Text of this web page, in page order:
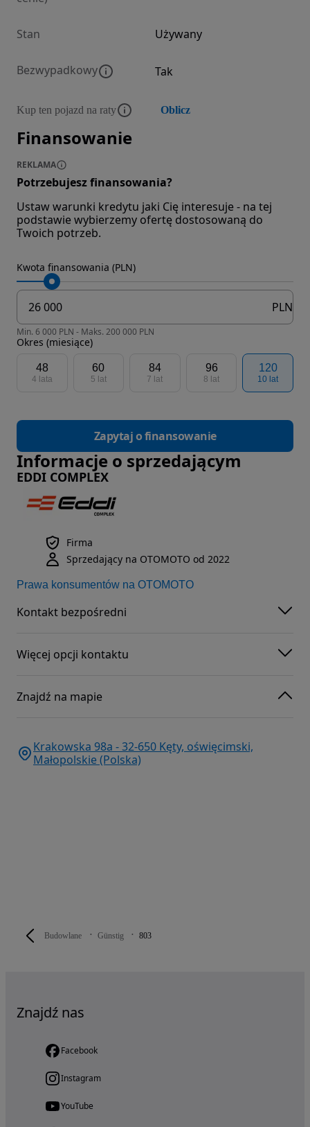
Budowlane Günstig 803
Stan Używany
Bezwypadkowy Tak
Kup ten pojazd na raty Oblicz
Finansowanie
REKLAMA
Potrzebujesz finansowania?
Ustaw warunki kredytu jaki Cię interesuje - na tej
podstawie wybierzemy ofertę dostosowaną do
Twoich potrzeb.
Kwota finansowania (PLN)
PLN
Min. 6 000 PLN - Maks. 200 000 PLN
Okres (miesiące)
48
4 lata
60
5 lat
84
7 lat
96
8 lat
120
10 lat
Zapytaj o finansowanie
Informacje o sprzedającym
EDDI COMPLEX
Firma
Sprzedający na OTOMOTO od 2022
Prawa konsumentów na OTOMOTO
Kontakt bezpośredni
Więcej opcji kontaktu
Znajdź na mapie
Krakowska 98a - 32-650 Kęty, oświęcimski,
Małopolskie (Polska)
Znajdź nas
Facebook
Instagram
YouTube